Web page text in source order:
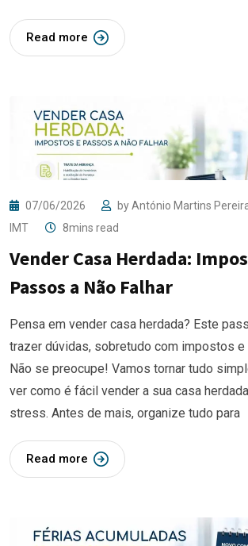
Read more
07/06/2026 byAntónio Martins
IMT
8mins read
Vender Casa Herdada:
Passos a Não Falhar
Pensa em vender casa herdada? Este
trazer dúvidas, sobretudo com impostos e
Não se preocupe! Vamos tornar tudo
ver como é fácil vender a sua casa
stress. Antes de mais, organize tudo para
Read more